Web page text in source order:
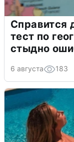
Справится
тест по
стыдно
6 августа 183